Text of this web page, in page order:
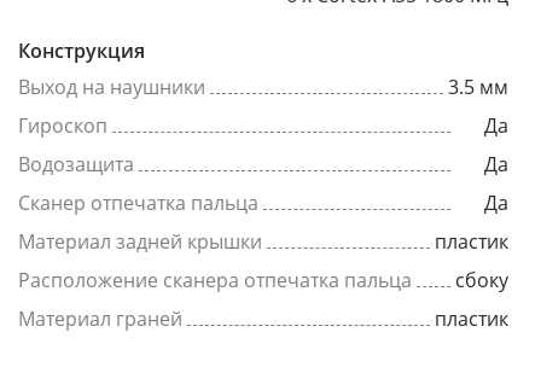
Конструкция
Выход на наушники
3.5 мм
Гироскоп
Да
Водозащита
Да
Сканер отпечатка пальца
Да
Материал задней крышки
пластик
Расположение сканера отпечатка пальца
сбоку
Материал граней
пластик